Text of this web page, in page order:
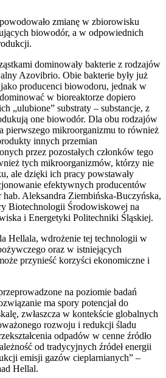
zmianę w zbiorowisku
biowodór, a w odpowiednich
dominowały bakterie z rodzajów
Azovibrio. Obie bakterie były już
producenci biowodoru, jednak w
w bioreaktorze dopiero
„ulubione” substraty – substancje, z
one biowodór. Dla obu rodzajów
pierwszego mikroorganizmu to również
innych przemian
przez pozostałych członków tego
tych mikroorganizmów, którzy nie
ale dzięki ich pracy powstawały
efektywnych producentów
hab. Aleksandra Ziembińska-Buczyńska,
Biotechnologii Środowiskowej na
i Energetyki Politechniki Śląskiej.
Hellala, wdrożenie tej technologii w
oraz w istniejących
przynieść korzyści ekonomiczne i
na poziomie badań
ma spory potencjał do
zwłaszcza w kontekście globalnych
rozwoju i redukcji śladu
odpadów w cenne źródło
od tradycyjnych źródeł energii
emisji gazów cieplarnianych” –
Hellal.